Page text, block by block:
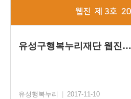
유성구행복누리재단 웹진…
유성행복누리 2017-11-10